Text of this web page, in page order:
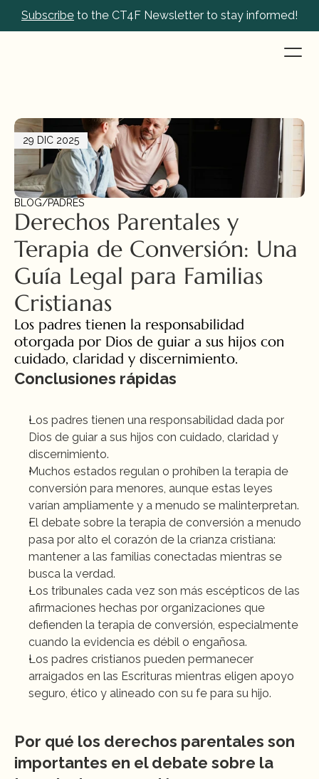
Subscribe to the CT4F Newsletter to stay informed!
29 DIC 2025
BLOG/PADRES
Derechos Parentales y
Terapia de Conversión: Una
Guía Legal para Familias
Cristianas
Los padres tienen la responsabilidad
otorgada por Dios de guiar a sus hijos con
cuidado, claridad y discernimiento.
Conclusiones rápidas
Los padres tienen una responsabilidad dada por
Dios de guiar a sus hijos con cuidado, claridad y
discernimiento.
Muchos estados regulan o prohíben la terapia de
conversión para menores, aunque estas leyes
varían ampliamente y a menudo se malinterpretan.
El debate sobre la terapia de conversión a menudo
pasa por alto el corazón de la crianza cristiana:
mantener a las familias conectadas mientras se
busca la verdad.
Los tribunales cada vez son más escépticos de las
afirmaciones hechas por organizaciones que
defienden la terapia de conversión, especialmente
cuando la evidencia es débil o engañosa.
Los padres cristianos pueden permanecer
arraigados en las Escrituras mientras eligen apoyo
seguro, ético y alineado con su fe para su hijo.
Por qué los derechos parentales son
importantes en el debate sobre la